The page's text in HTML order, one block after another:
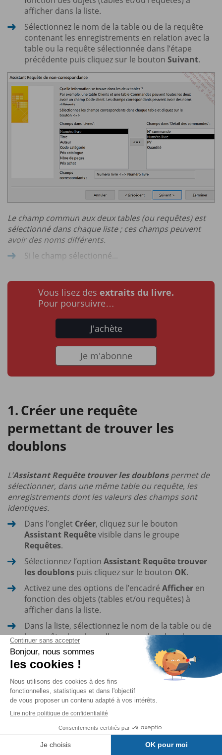
afficher dans la liste.
Sélectionnez le nom de la table ou de la requête
contenant les enregistrements en relation avec la
table ou la requête sélectionnée dans l’étape
précédente puis cliquez sur le bouton Suivant.
Le champ commun aux deux tables (ou requêtes) est
sélectionné dans chaque liste ; ces champs peuvent
avoir des noms différents.
Si le champ sélectionné...
Vous lisez des extraits du livre.
Pour poursuivre…
J'achète
Je m'abonne
Créer une requête
permettant de trouver les
doublons
L’Assistant Requête trouver les doublonspermet de
sélectionner, dans une même table ou requête, les
enregistrements dont les valeurs des champs sont
identiques.
Dans l’onglet Créer, cliquez sur le bouton
Assistant Requêtevisible dans le groupe
Requêtes.
Sélectionnez l’option Assistant Requête trouver
les doublons puis cliquez sur le bouton OK.
Activez une des options de l’encadré Afficher en
fonction des objets (tables et/ou requêtes) à
afficher dans la liste.
Dans la liste, sélectionnez le nom de la table ou de
la requête dans laquelle vous recherchez des
valeurs de champs identiques puis cliquez sur le
boutonSuivant.
Indiquez quels sont les champs susceptibles de
contenir des doublons :
Pour chaque champ à insérer, sélectionnez-le
dans la listeChamps disponibles
sur le bouton
.
Pour insérer tous les champs, cliquez sur le
Table des matières